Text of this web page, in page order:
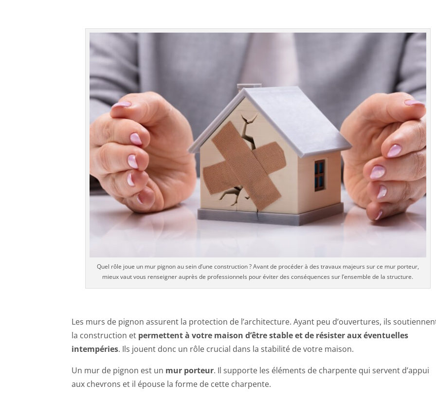
Quel rôle joue un mur pignon au sein d’une construction ? Avant de procéder à des travaux majeurs sur ce mur porteur,
mieux vaut vous renseigner auprès de professionnels pour éviter des conséquences sur l’ensemble de la structure.
Les murs de pignon assurent la protection de l’architecture. Ayant peu d’ouvertures, ils
la construction et permettent à votre maison d’être stable et de résister aux éventuelles
intempéries. Ils jouent donc un rôle crucial dans la stabilité de votre maison.
Un mur de pignon est un mur porteur. Il supporte les éléments de charpente qui servent d’appui
aux chevrons et il épouse la forme de cette charpente.